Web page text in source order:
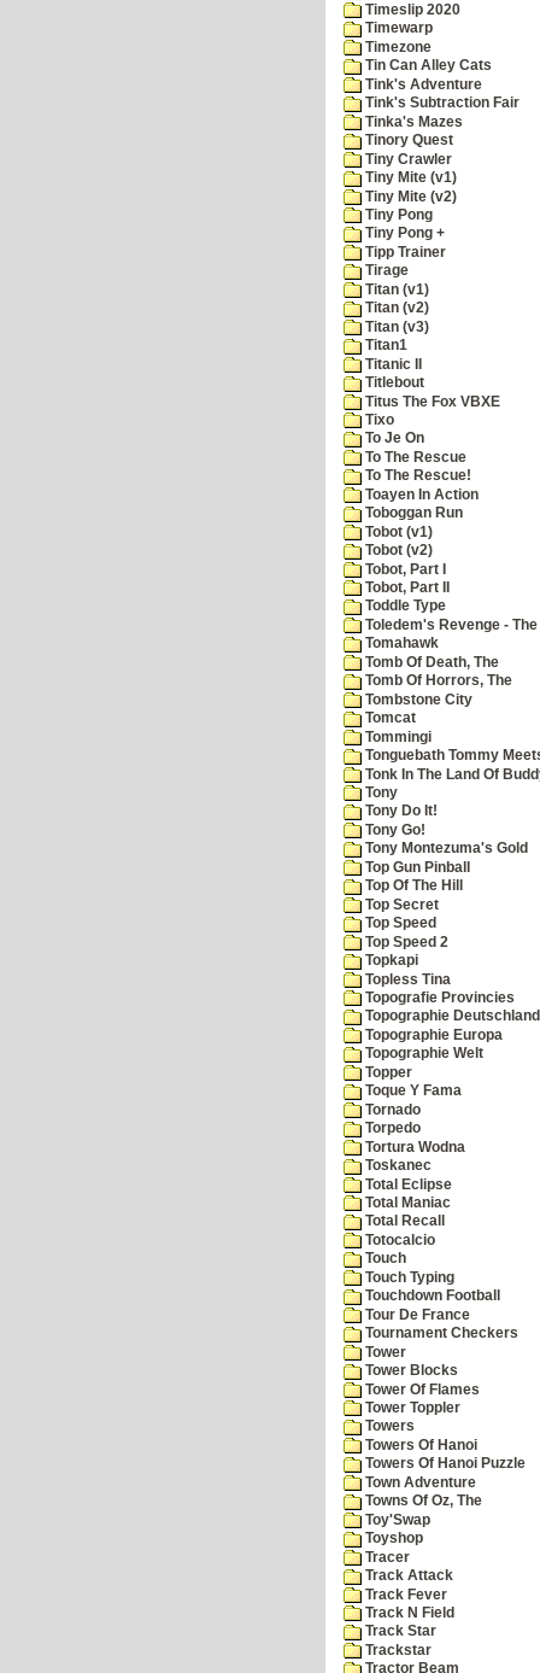
Timeslip 2020
Timewarp
Timezone
Tin Can Alley Cats
Tink's Adventure
Tink's Subtraction Fair
Tinka's Mazes
Tinory Quest
Tiny Crawler
Tiny Mite (v1)
Tiny Mite (v2)
Tiny Pong
Tiny Pong +
Tipp Trainer
Tirage
Titan (v1)
Titan (v2)
Titan (v3)
Titan1
Titanic II
Titlebout
Titus The Fox VBXE
Tixo
To Je On
To The Rescue
To The Rescue!
Toayen In Action
Toboggan Run
Tobot (v1)
Tobot (v2)
Tobot, Part I
Tobot, Part II
Toddle Type
Toledem's Revenge - The
Tomahawk
Tomb Of Death, The
Tomb Of Horrors, The
Tombstone City
Tomcat
Tommingi
Tonguebath Tommy
Tonk In The Land Of
Tony
Tony Do It!
Tony Go!
Tony Montezuma's Gold
Top Gun Pinball
Top Of The Hill
Top Secret
Top Speed
Top Speed 2
Topkapi
Topless Tina
Topografie Provincies
Topographie Deutschland
Topographie Europa
Topographie Welt
Topper
Toque Y Fama
Tornado
Torpedo
Tortura Wodna
Toskanec
Total Eclipse
Total Maniac
Total Recall
Totocalcio
Touch
Touch Typing
Touchdown Football
Tour De France
Tournament Checkers
Tower
Tower Blocks
Tower Of Flames
Tower Toppler
Towers
Towers Of Hanoi
Towers Of Hanoi Puzzle
Town Adventure
Towns Of Oz, The
Toy'Swap
Toyshop
Tracer
Track Attack
Track Fever
Track N Field
Track Star
Trackstar
Tractor Beam